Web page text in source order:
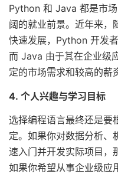
Python 和 Java 都是市
阔的就业前景。近年来，
快速发展，Python 开发
而 Java 由于其在企业级
定的市场需求和较高的薪
4. 个人兴趣与学习目标
选择编程语言最终还是要
定。如果你对数据分析、
速入门并开发实际项目，
如果你希望从事企业级